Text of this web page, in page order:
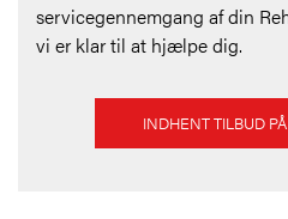
servicegennemgang af din
vi er klar til at hjælpe dig.
INDHENT TILBUD